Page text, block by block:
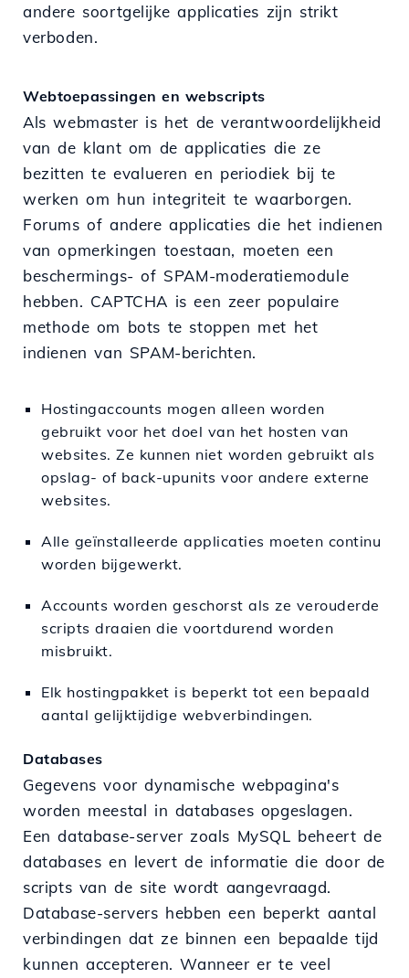
andere soortgelijke applicaties zijn strikt
verboden.
Webtoepassingen en webscripts
Als webmaster is het de verantwoordelijkheid
van de klant om de applicaties die ze
bezitten te evalueren en periodiek bij te
werken om hun integriteit te waarborgen.
Forums of andere applicaties die het indienen
van opmerkingen toestaan, moeten een
beschermings- of SPAM-moderatiemodule
hebben. CAPTCHA is een zeer populaire
methode om bots te stoppen met het
indienen van SPAM-berichten.
Hostingaccounts mogen alleen worden
gebruikt voor het doel van het hosten van
websites. Ze kunnen niet worden gebruikt als
opslag- of back-upunits voor andere externe
websites.
Alle geïnstalleerde applicaties moeten continu
worden bijgewerkt.
Accounts worden geschorst als ze verouderde
scripts draaien die voortdurend worden
misbruikt.
Elk hostingpakket is beperkt tot een bepaald
aantal gelijktijdige webverbindingen.
Databases
Gegevens voor dynamische webpagina's
worden meestal in databases opgeslagen.
Een database-server zoals MySQL beheert de
databases en levert de informatie die door de
scripts van de site wordt aangevraagd.
Database-servers hebben een beperkt aantal
verbindingen dat ze binnen een bepaalde tijd
kunnen accepteren. Wanneer er te veel